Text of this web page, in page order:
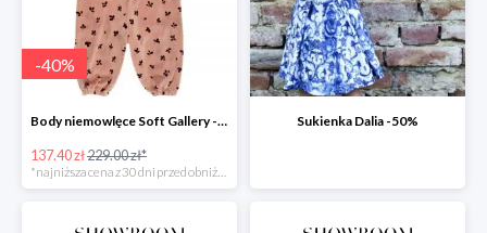
-40%
Body niemowlęce Soft Gallery -40%
137.40 zł229.00 zł*
Sukienka Dalia -50%